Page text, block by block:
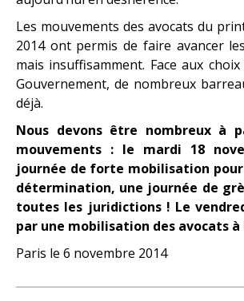
Les mouvements des avocats du
2014 ont permis de faire avancer
mais insuffisamment. Face aux
Gouvernement, de nombreux
déjà.
Nous devons être nombreux à
mouvements : le mardi 18
journée de forte mobilisation
détermination, une journée de
toutes les juridictions ! Le
par une mobilisation des avocats à
Paris le 6 novembre 2014